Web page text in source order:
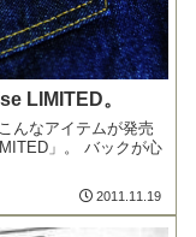
LIMITED。
んなアイテムが発売
」。 バックが心
2011.11.19